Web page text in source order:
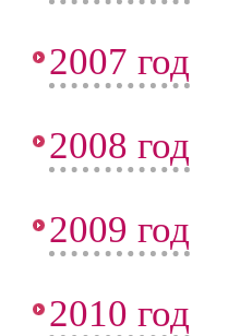
2007 год
2008 год
2009 год
2010 год